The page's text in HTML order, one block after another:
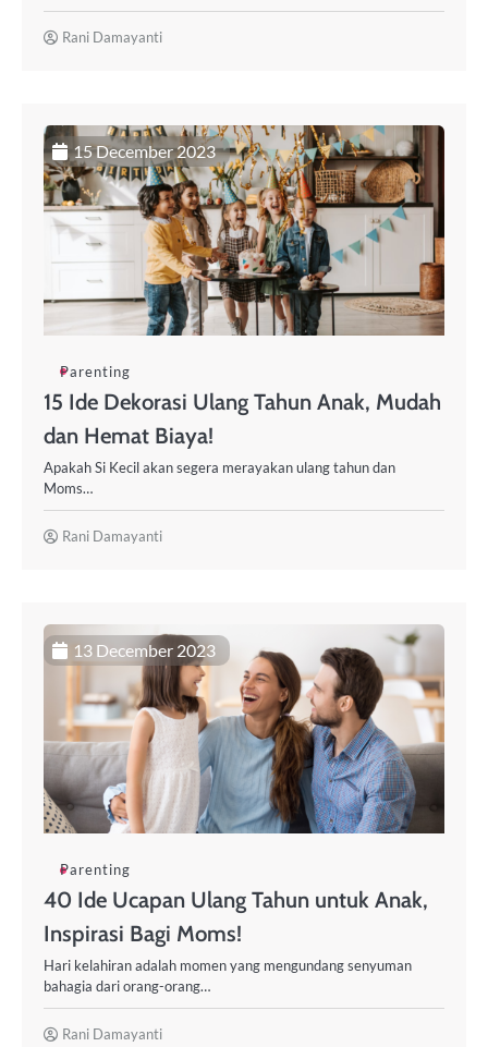
Rani Damayanti
15 December 2023
Parenting
15 Ide Dekorasi Ulang Tahun Anak, Mudah
dan Hemat Biaya!
Apakah Si Kecil akan segera merayakan ulang tahun dan
Moms…
Rani Damayanti
13 December 2023
Parenting
40 Ide Ucapan Ulang Tahun untuk Anak,
Inspirasi Bagi Moms!
Hari kelahiran adalah momen yang mengundang senyuman
bahagia dari orang-orang…
Rani Damayanti